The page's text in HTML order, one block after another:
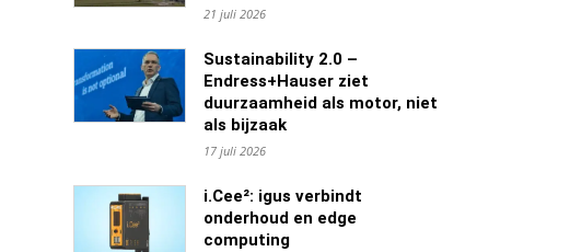
21 juli 2026
Sustainability 2.0 –
Endress+Hauser ziet
duurzaamheid als motor, niet
als bijzaak
17 juli 2026
i.Cee²: igus verbindt
onderhoud en edge
computing